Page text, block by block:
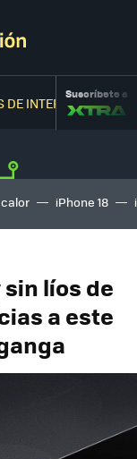
DE INTERNETSuscríbete a
iPhone 18
líos de
a este